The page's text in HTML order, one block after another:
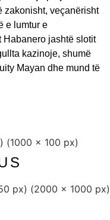
zakonisht, veçanërisht
e lumtur e
Habanero jashtë slotit
kazinoje, shumë
Mayan dhe mund të